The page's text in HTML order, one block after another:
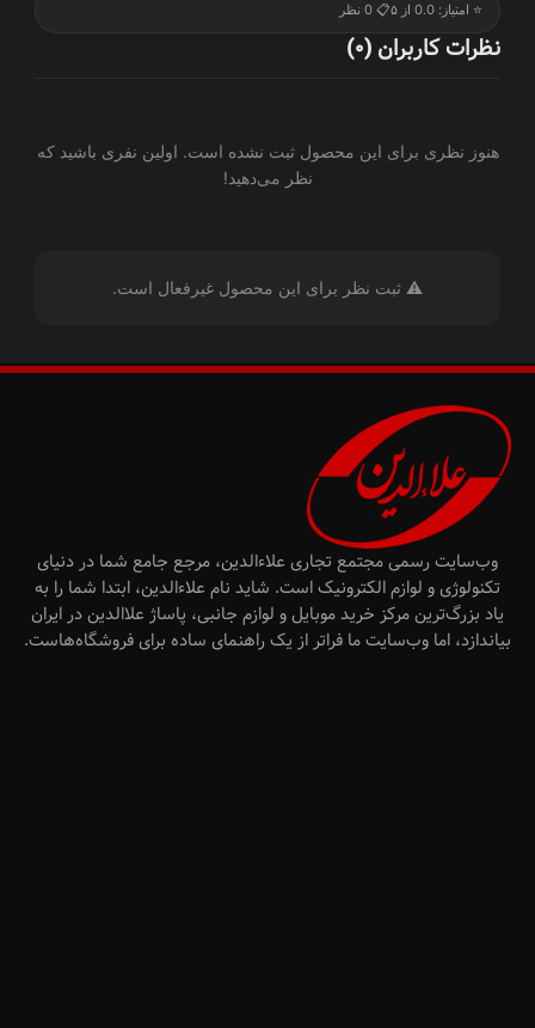
⭐ امتیاز: 0.0 از ۵ 📋 0 نظر
نظرات کاربران (0)
هنوز نظری برای این محصول ثبت نشده است. اولین نفری باشید که
نظر می‌دهید!
⚠️ ثبت نظر برای این محصول غیرفعال است.
وب‌سایت رسمی مجتمع تجاری علاءالدین، مرجع جامع شما در دنیای
تکنولوژی و لوازم الکترونیک است. شاید نام علاءالدین، ابتدا شما را به
یاد بزرگ‌ترین مرکز خرید موبایل و لوازم جانبی، پاساژ علاالدین در ایران
بیاندازد، اما وب‌سایت ما فراتر از یک راهنمای ساده برای فروشگاه‌هاست.